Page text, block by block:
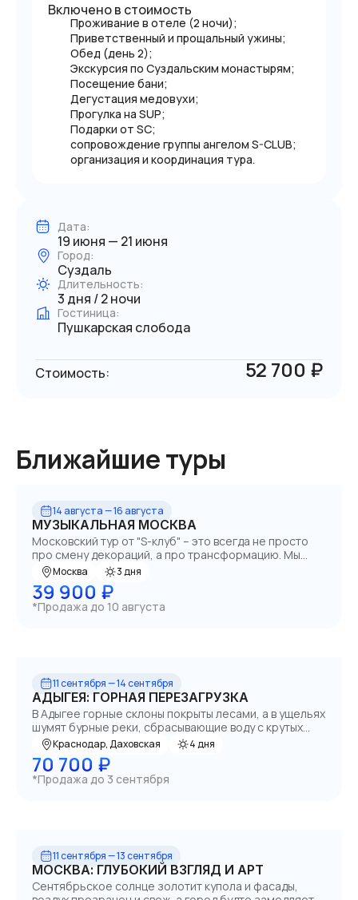
Включено в стоимость
Проживание в отеле (2 ночи);
Приветственный и прощальный ужины;
Обед (день 2);
Экскурсия по Суздальским монастырям;
Посещение бани;
Дегустация медовухи;
Прогулка на SUP;
Подарки от SC;
сопровождение группы ангелом S-CLUB;
организация и координация тура.
Дата:
19 июня — 21 июня
Город:
Суздаль
Длительность:
3 дня / 2 ночи
Гостиница:
Пушкарская слобода
Стоимость: 52 700 ₽
Ближайшие туры
14 августа — 16 августа
МУЗЫКАЛЬНАЯ МОСКВА
Московский тур от "S-клуб" – это всегда не просто
про смену декораций, а про трансформацию. Мы
предлагаем нечто большее, чем просто
путешествие – это глубинную философию
сообщества, где каждый участник находит себя и
становится частью единого целого.
Москва 3 дня
39 900 ₽
*Продажа до 10 августа
11 сентября — 14 сентября
АДЫГЕЯ: ГОРНАЯ ПЕРЕЗАГРУЗКА
В Адыгее горные склоны покрыты лесами, а в ущельях
шумят бурные реки, сбрасывающие воду с крутых
обрывов. Здесь можно за один день пройтись по
цветущим лугам, спуститься в прохладную пещеру,
искупаться в термоисточнике и получить заряд
адреналина.
Краснодар, Даховская 4 дня
70 700 ₽
*Продажа до 3 сентября
11 сентября — 13 сентября
МОСКВА: ГЛУБОКИЙ ВЗГЛЯД И АРТ
Сентябрьское солнце золотит купола и фасады,